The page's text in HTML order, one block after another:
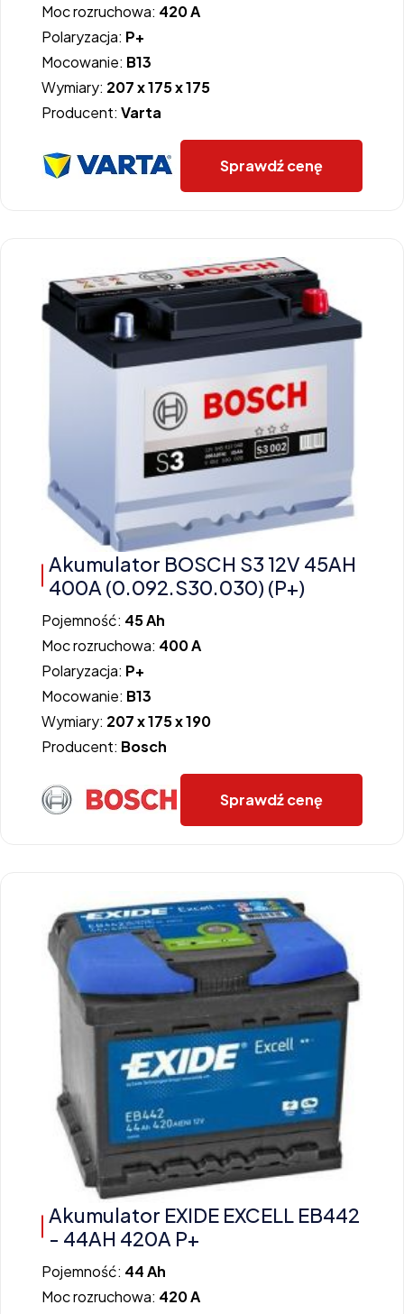
Moc rozruchowa: 420 A
Polaryzacja: P+
Mocowanie: B13
Wymiary: 207 x 175 x 175
Producent: Varta
Sprawdź cenę
Akumulator BOSCH S3 12V 45AH
400A (0.092.S30.030) (P+)
Pojemność: 45 Ah
Moc rozruchowa: 400 A
Polaryzacja: P+
Mocowanie: B13
Wymiary: 207 x 175 x 190
Producent: Bosch
Sprawdź cenę
Akumulator EXIDE EXCELL EB442
- 44AH 420A P+
Pojemność: 44 Ah
Moc rozruchowa: 420 A